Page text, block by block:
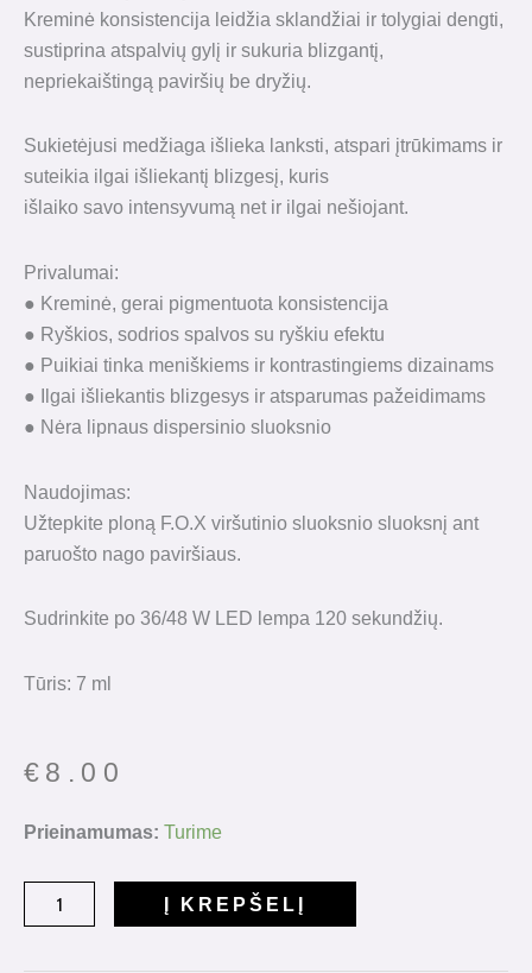
Kreminė konsistencija leidžia sklandžiai ir tolygiai dengti,
sustiprina atspalvių gylį ir sukuria blizgantį,
nepriekaištingą paviršių be dryžių.
Sukietėjusi medžiaga išlieka lanksti, atspari įtrūkimams ir
suteikia ilgai išliekantį blizgesį, kuris
išlaiko savo intensyvumą net ir ilgai nešiojant.
Privalumai:
● Kreminė, gerai pigmentuota konsistencija
● Ryškios, sodrios spalvos su ryškiu efektu
● Puikiai tinka meniškiems ir kontrastingiems dizainams
● Ilgai išliekantis blizgesys ir atsparumas pažeidimams
● Nėra lipnaus dispersinio sluoksnio
Naudojimas:
Užtepkite ploną F.O.X viršutinio sluoksnio sluoksnį ant
paruošto nago paviršiaus.
Sudrinkite po 36/48 W LED lempa 120 sekundžių.
Tūris: 7 ml
€ 8.00
Prieinamumas: Turime
produkto
Top
Į KREPŠELĮ